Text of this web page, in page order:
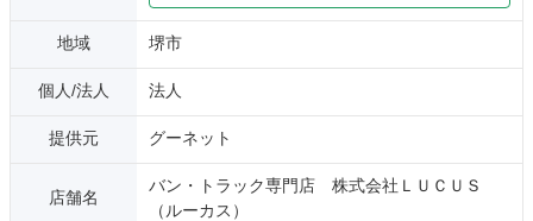
地域 堺市
個人/法人 法人
提供元 グーネット
店舗名
バン・トラック専門店 株式会社ＬＵＣＵＳ
（ルーカス）